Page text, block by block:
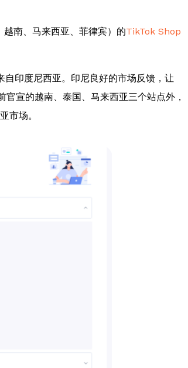
越南、马来西亚、菲律宾）的TikTok Shop
印度尼西亚。印尼良好的市场反馈，让
宣的越南、泰国、马来西亚三个站点外，
市场。